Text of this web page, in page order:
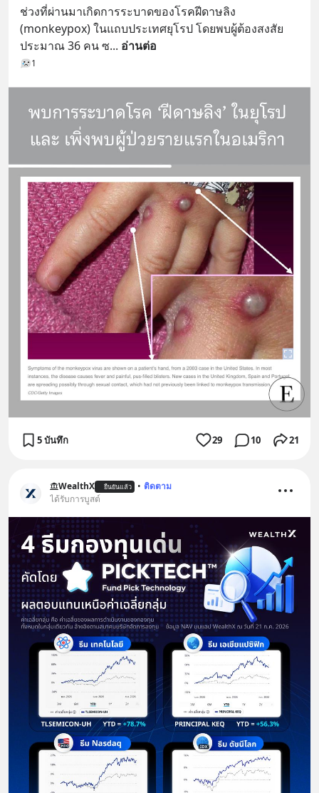
ช่วงที่ผ่านมาเกิดการระบาดของโรคฝีดาษลิง
(monkeypox) ในแถบประเทศยุโรป โดยพบผู้ต้องสงสัย
ประมาณ 36 คน ซ... อ่านต่อ
1
5 บันทึก 29 10 21
WealthX ยืนยันแล้ว • ติดตาม
ได้รับการบูสต์